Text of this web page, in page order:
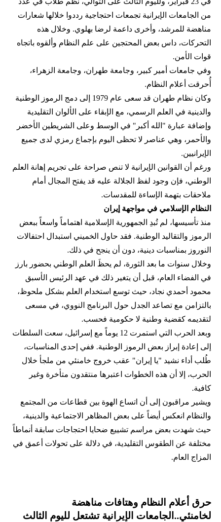
من الجامعات الإيرانية تجمعات احتجاجية رددوا خلالها شعارات
مناهضة للمرشد، وأخرى داعمة لرضا بهلوي. وخلال هذه
التحركات، داس بعض المحتجين على علم النظام وألقوه باتجاه
قوات الأمن.
وفي جامعات أمير كبير، وجامعة طهران، وجامعة الزهراء،
أُحرقت أعلام النظام.
وكان نظام طهران قد سعى عام 1979 إلى دمج الرموز الوطنية
والدينية في العلم الرسمي، مع الإبقاء على الألوان التقليدية
وإضافة عبارة "الله أكبر" في الوسط وعلى الشريطين الأخضر
والأحمر، وهي عناصر لا تحظى اليوم بإجماع رمزي لدى جميع
الإيرانيين.
ورغم أن القوانين الإيرانية لا تنص صراحة على تجريم إهانة العلم
الوطني، فإن وجود لفظ الجلالة عليه قد يفتح المجال أمام
ملاحقات بتهمة الإساءة للمقدسات.
النظام الإسلامي في مواجهة إيران
منذ تأسيسها، لم تُبدِ الجمهورية الإسلامية اهتماماً واسعاً ببعض
الرموز والتقاليد الوطنية. فقد حاول الخميني استبدال احتفالات
النوروز بمناسبات دينية، دون أن ينجح في ذلك.
وخلال سنوات ما بعد الثورة، لم يحظَ العلم الوطني بحضور بارز
في الفضاء العام، قبل أن يتغير ذلك في عهد الرئيس الأسبق
محمود أحمدي‌ نجاد، حيث توسع استخدام العلم بشكل ملحوظ،
بالتزامن مع تصاعد الجدل حول البرنامج النووي، في مسعى
لتقديمه كقضية وطنية لا حكومية فحسب.
وبعد الحرب التي استمرت 12 يوماً مع إسرائيل، سعت السلطات
إلى إعادة إبراز بعض الرموز الوطنية. ففي إحدى المناسبات،
طُلب أداء نشيد "يا إيران" عقب خروج خامنئي من ملجأ خلال
الحرب، إلا أن هذه الخطوات اعتبرها منتقدون متأخرة وغير
كافية.
ويشير مراقبون إلى أن اتساع الهوة بين قطاعات من المجتمع
والنظام انعكس أيضاً على بعض المظاهر الاجتماعية والدينية،
حيث شهدت بعض مراسم تشييع ضحايا احتجاجات سابقة أنماطاً
مختلفة عن الطقوس التقليدية، في دلالة على تحولات أعمق في
المزاج العام.
حرق أعلام النظام وهتافات مناهضة
لخامنئي..الجامعات الإيرانية تشتعل لليوم الثالث